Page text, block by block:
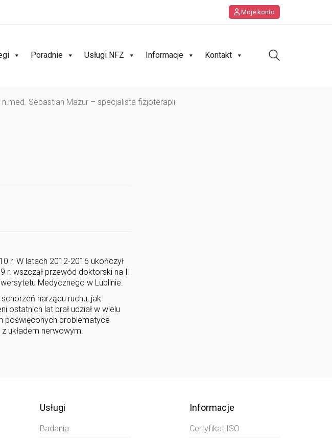
Moje konto
Poradnie Usługi NFZ Informacje Kontakt
n.med. Sebastian Mazur – specjalista fizjoterapii
r. W latach 2012-2016 ukończył
r. wszczął przewód doktorski na II
Medycznego w Lublinie.
narządu ruchu, jak
ostatnich lat brał udział w wielu
poświęconych problematyce
układem nerwowym.
Usługi
Badania
Informacje
Certyfikat ISO